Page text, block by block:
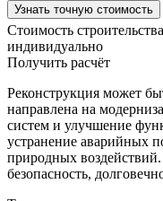
Узнать точную стоимость
Стоимость
индивидуально
Получить расчёт
Реконструкция может
направлена на
систем и улучшение
устранение аварийных
природных
безопасность,